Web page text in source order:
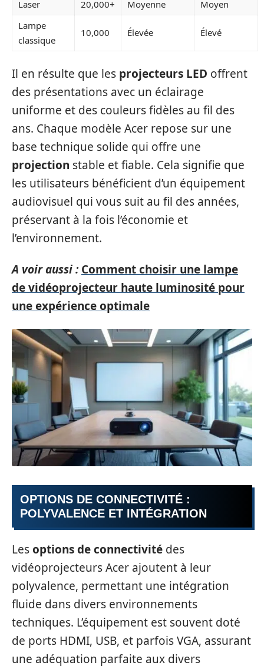
Laser 20,000+ Moyenne
Moyen
Lampe
classique
10,000 Élevée Élevé
Il en résulte que les projecteurs LED offrent
des présentations avec un éclairage
uniforme et des couleurs fidèles au fil des
ans. Chaque modèle Acer repose sur une
base technique solide qui offre une
projection stable et fiable. Cela signifie que
les utilisateurs bénéficient d’un équipement
audiovisuel qui vous suit au fil des années,
préservant à la fois l’économie et
l’environnement.
A voir aussi : Comment choisir une lampe
de vidéoprojecteur haute luminosité pour
une expérience optimale
OPTIONS DE CONNECTIVITÉ :
POLYVALENCE ET INTÉGRATION
Lesoptions de connectivité des
vidéoprojecteurs Acer ajoutent à leur
polyvalence, permettant une intégration
fluide dans divers environnements
techniques. L’équipement est souvent doté
de ports HDMI, USB, et parfois VGA, assurant
une adéquation parfaite aux divers